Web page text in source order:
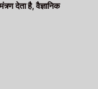
देता है, वैज्ञानिक